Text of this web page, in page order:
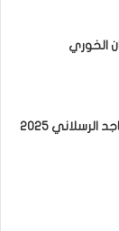
الخوري
2025